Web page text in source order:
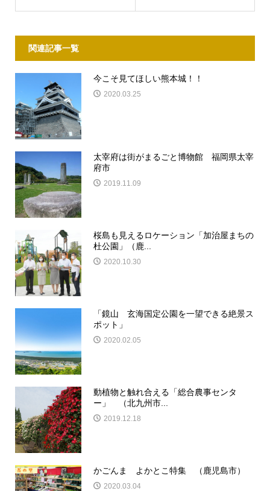
関連記事一覧
今こそ見てほしい熊本城！！
2020.03.25
太宰府は街がまるごと博物館 福岡県太宰
府市
2019.11.09
桜島も見えるロケーション「加治屋まちの
杜公園」（鹿...
2020.10.30
「鏡山 玄海国定公園を一望できる絶景ス
ポット」
2020.02.05
動植物と触れ合える「総合農事センタ
ー」 （北九州市...
2019.12.18
かごんま よかとこ特集 （鹿児島市）
2020.03.04